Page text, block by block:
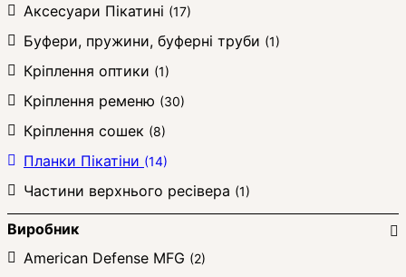
Аксесуари Пікатині (17)
Буфери, пружини, буферні труби (1)
Кріплення оптики (1)
Кріплення ременю (30)
Кріплення сошек (8)
Планки Пікатіни (14)
Частини верхнього ресівера (1)
Виробник
American Defense MFG (2)